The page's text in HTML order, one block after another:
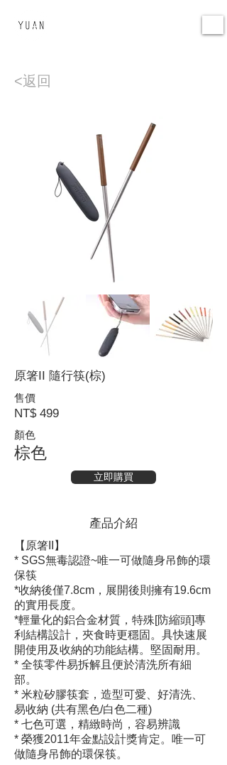
<返回
原箸II 隨行筷(棕)
售價
NT$ 499
顏色
棕色
立即購買
產品介紹
【原箸II】
* SGS無毒認證~唯一可做隨身吊飾的環
保筷
*收納後僅7.8cm，展開後則擁有19.6cm
的實用長度。
*輕量化的鋁合金材質，特殊[防縮頭]專
利結構設計，夾食時更穩固。具快速展
開使用及收納的功能結構。堅固耐用。
* 全筷零件易拆解且便於清洗所有細
部。
* 米粒矽膠筷套，造型可愛、好清洗、
易收納 (共有黑色/白色二種)
* 七色可選，精緻時尚，容易辨識
* 榮獲2011年金點設計獎肯定。唯一可
做隨身吊飾的環保筷。